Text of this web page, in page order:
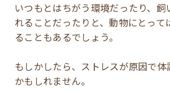
いつもとはちがう環境だったり、
れることだったりと、動物にとって
ることもあるでしょう。
もしかしたら、ストレスが原因で体
かもしれません。